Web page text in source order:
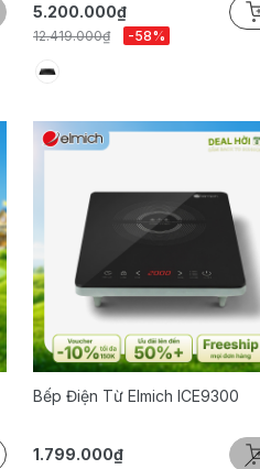
5.200.000₫
12.419.000₫ -58%
Bếp Điện Từ Elmich ICE9300
1.799.000₫